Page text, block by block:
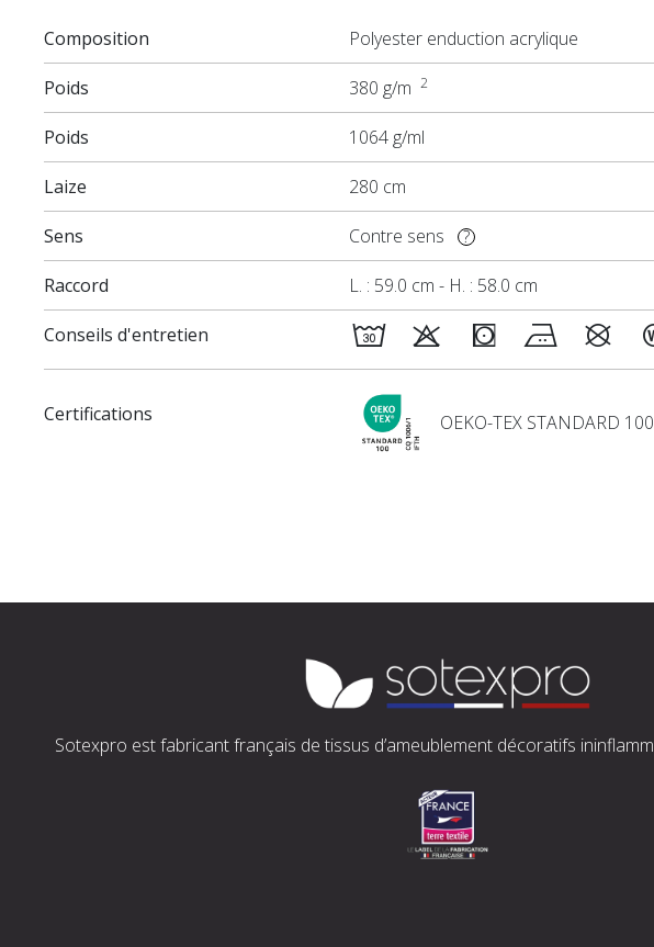
Composition Polyester enduction acrylique
Poids 380 g/m 2
Poids 1064 g/ml
Laize 280 cm
Sens Contre sens ?
Raccord L. : 59.0 cm - H. : 58.0 cm
Conseils d'entretien
Certifications OEKO-TEX STANDARD
Sotexpro est fabricant français de tissus d’ameublement décoratifs